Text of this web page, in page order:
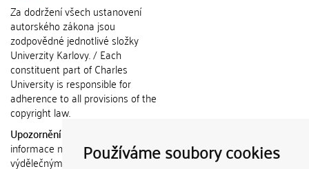
Používáme soubory cookies
Za dodržení všech ustanovení
autorského zákona jsou
zodpovědné jednotlivé složky
Univerzity Karlovy. / Each
constituent part of Charles
University is responsible for
adherence to all provisions of the
copyright law.
Upozornění / Notice:
informace nemohou být použity k
výdělečným účelům nebo vydávány